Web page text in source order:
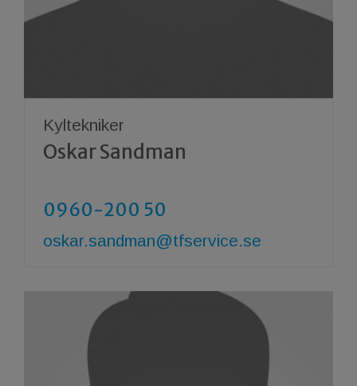
Kyltekniker
Oskar Sandman
0960-200 50
oskar.sandman@tfservice.se